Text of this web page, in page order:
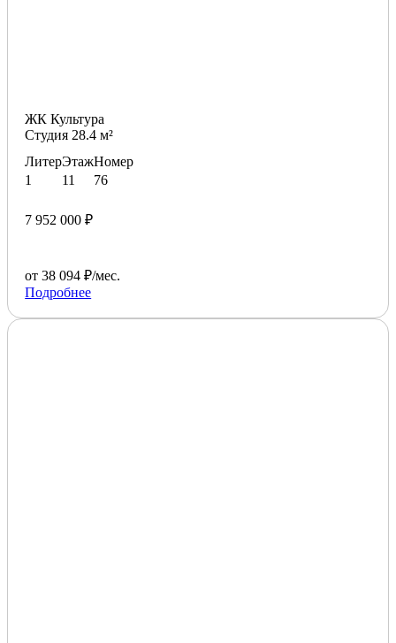
ЖК Культура
Студия 28.4 м²
Литер
1
Этаж
11
Номер
76
7 952 000 ₽
от 38 094 ₽/мес.
Подробнее